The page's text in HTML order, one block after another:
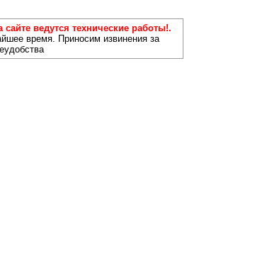
ведутся технические работы!.
время. Приносим извинения за